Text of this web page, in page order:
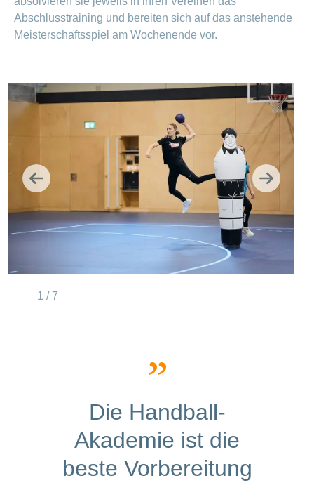
Abschlusstraining und bereiten sich auf das anstehende
Meisterschaftsspiel am Wochenende vor.
1 / 7
Weiter
Zurück
Die Handball-
Akademie ist die
beste Vorbereitung